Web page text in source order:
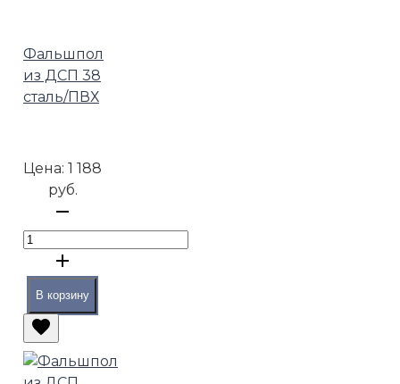
Фальшпол
из ДСП 38
сталь/ПВХ
Цена:1 188
руб.
В корзину